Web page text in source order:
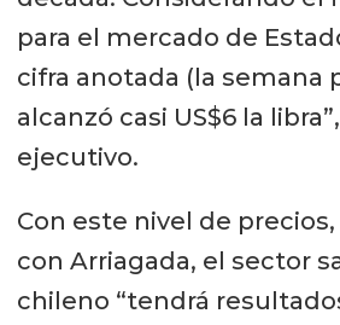
para el mercado de
cifra anotada (la semana
alcanzó casi US$6 la
ejecutivo.
Con este nivel de
con Arriagada, el sector
chileno “tendrá